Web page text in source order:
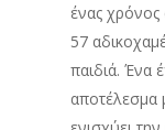
ένας
57
παιδιά. Ένα
αποτέλεσμα